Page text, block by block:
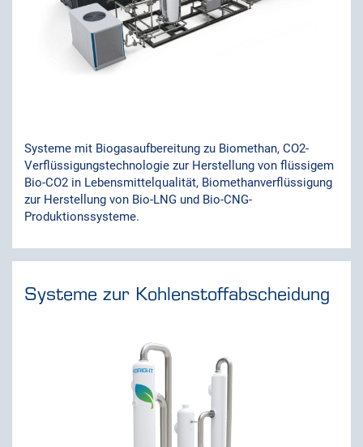
Systeme mit Biogasaufbereitung zu Biomethan, CO2-
Verflüssigungstechnologie zur Herstellung von flüssigem
Bio-CO2 in Lebensmittelqualität, Biomethanverflüssigung
zur Herstellung von Bio-LNG und Bio-CNG-
Produktionssysteme.
Systeme zur Kohlenstoffabscheidung